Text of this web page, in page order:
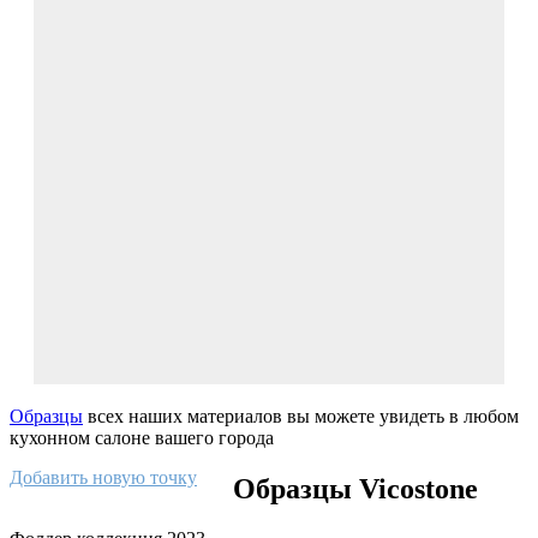
Образцы всех наших материалов вы можете увидеть в любом
кухонном салоне вашего города
Добавить новую точку
Образцы Vicostone